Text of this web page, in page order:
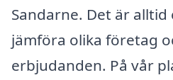
Sandarne. Det är
jämföra olika företag
erbjudanden. På vår